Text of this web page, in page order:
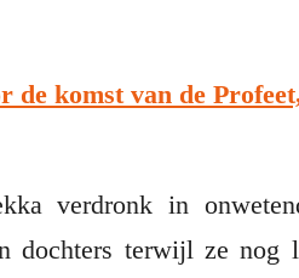
verdronk in
dochters terwijl ze